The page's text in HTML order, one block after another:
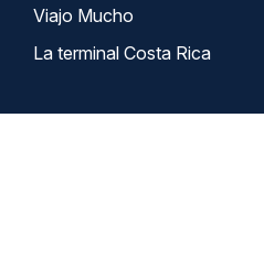
Viajo Mucho
La terminal Costa Rica